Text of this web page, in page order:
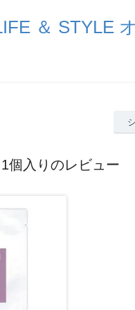
＆ STYLE
個入りのレビュー